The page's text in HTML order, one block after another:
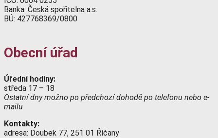
Banka: Česká spořitelna a.s.
BÚ: 427768369/0800
Obecní úřad
Úřední hodiny:
středa 17 – 18
Ostatní dny možno po předchozí dohodě po telefonu nebo e-
mailu
Kontakty:
adresa: Doubek 77, 251 01 Říčany